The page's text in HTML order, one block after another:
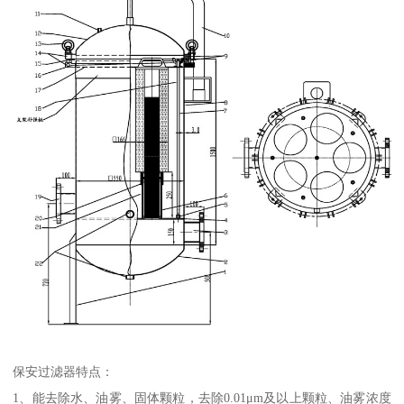
保安过滤器特点：
1、能去除水、油雾、固体颗粒，去除0.01μm及以上颗粒、油雾浓度